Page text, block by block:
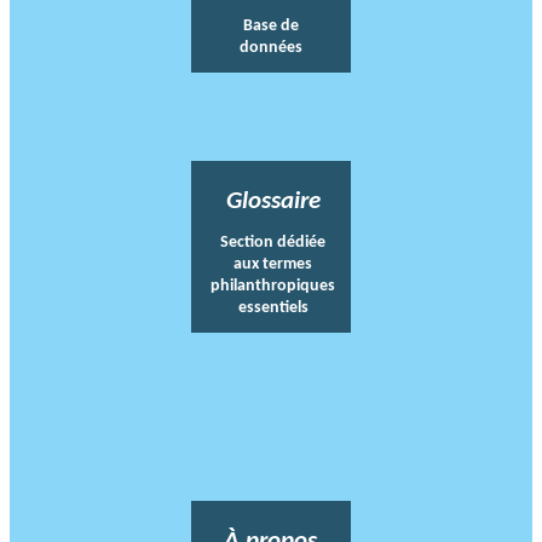
Base de
données
Glossaire
Section dédiée
aux termes
philanthropiques
essentiels